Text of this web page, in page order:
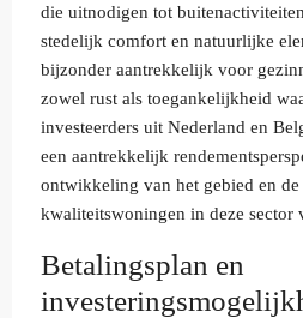
die uitnodigen tot
stedelijk comfort en natuurlijke
bijzonder aantrekkelijk voor
zowel rust als toegankelijkheid
investeerders uit Nederland en
een aantrekkelijk
ontwikkeling van het gebied en
kwaliteitswoningen in deze sector
Betalingsplan en